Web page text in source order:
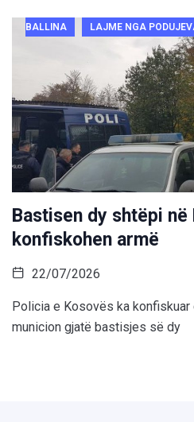
BALLINA LAJME NGA
Bastisen dy shtëpi në
konfiskohen armë
22/07/2026
Policia e Kosovës ka konfiskuar
municion gjatë bastisjes së dy